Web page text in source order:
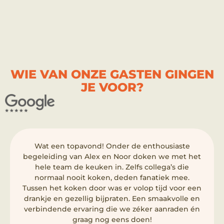
WIE VAN ONZE GASTEN GINGEN
JE VOOR?
Wat een topavond! Onder de enthousiaste
begeleiding van Alex en Noor doken we met het
hele team de keuken in. Zelfs collega’s die
normaal nooit koken, deden fanatiek mee.
Tussen het koken door was er volop tijd voor een
drankje en gezellig bijpraten. Een smaakvolle en
verbindende ervaring die we zéker aanraden én
graag nog eens doen!